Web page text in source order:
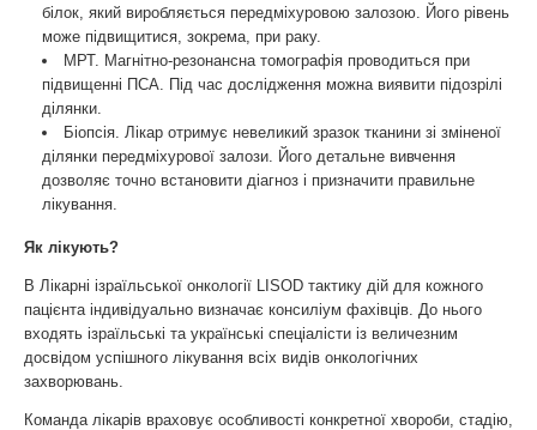
білок, який виробляється передміхуровою залозою. Його рівень
може підвищитися, зокрема, при раку.
МРТ. Магнітно-резонансна томографія проводиться при
підвищенні ПСА. Під час дослідження можна виявити підозрілі
ділянки.
Біопсія. Лікар отримує невеликий зразок тканини зі зміненої
ділянки передміхурової залози. Його детальне вивчення
дозволяє точно встановити діагноз і призначити правильне
лікування.
Як лікують?
В Лікарні ізраїльської онкології LISOD тактику дій для кожного
пацієнта індивідуально визначає консиліум фахівців. До нього
входять ізраїльські та українські спеціалісти із величезним
досвідом успішного лікування всіх видів онкологічних
захворювань.
Команда лікарів враховує особливості конкретної хвороби, стадію,